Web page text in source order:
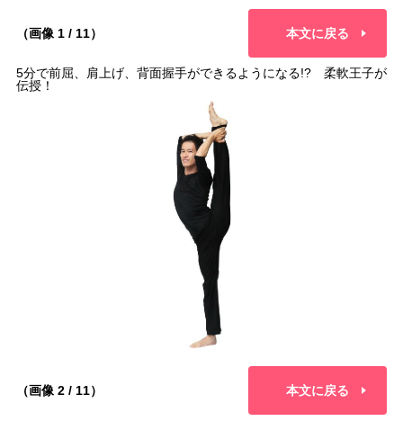
（画像 1 / 11） 本文に戻る
5分で前屈、肩上げ、背面握手ができるようになる!? 柔軟王子が
伝授！
（画像 2 / 11） 本文に戻る